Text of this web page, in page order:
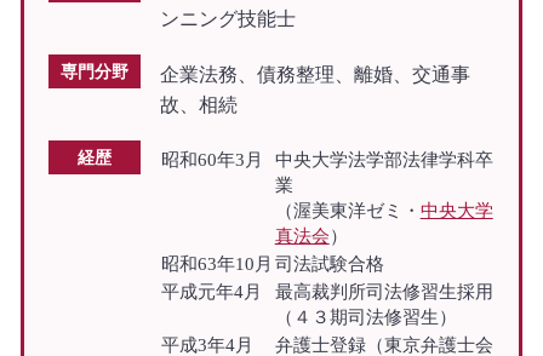
ンニング技能士
専門分野
企業法務、債務整理、離婚、交通事
故、相続
経歴 昭和60年3月
中央大学法学部法律学科卒
業
（渥美東洋ゼミ・ 中央大学
真法会）
昭和63年10月 司法試験合格
平成元年4月
最高裁判所司法修習生採用
（４３期司法修習生）
平成3年4月
弁護士登録（東京弁護士会